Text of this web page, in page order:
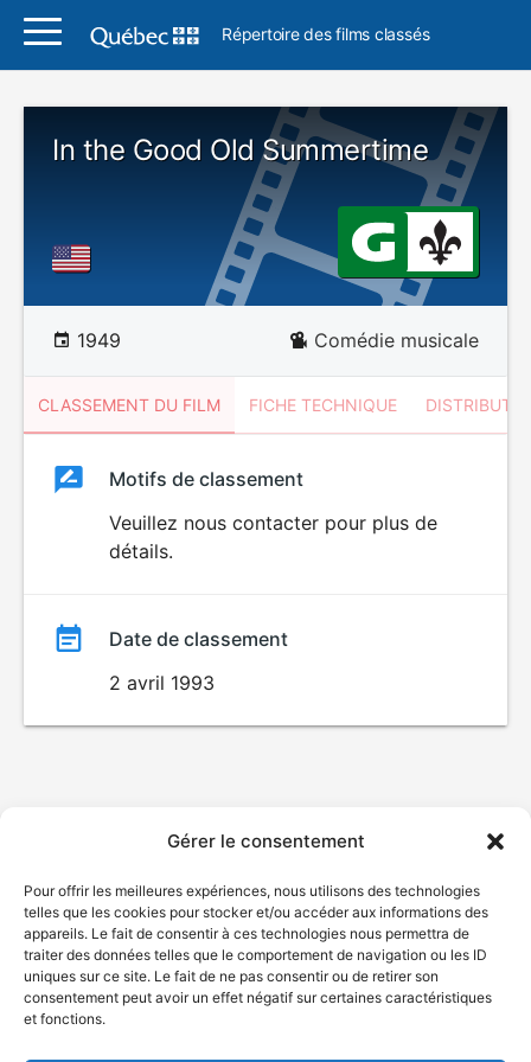
Gérer le consentement
Pour offrir les meilleures expériences, nous utilisons des technologies
telles que les cookies pour stocker et/ou accéder aux informations des
appareils. Le fait de consentir à ces technologies nous permettra de
traiter des données telles que le comportement de navigation ou les ID
uniques sur ce site. Le fait de ne pas consentir ou de retirer son
consentement peut avoir un effet négatif sur certaines caractéristiques
et fonctions.
Répertoire des films classés
In the Good Old Summertime
1949 Comédie musicale
CLASSEMENT DU FILM FICHE TECHNIQUE
ClassementClassement
Motifs de classement
Veuillez nous contacter pour plus de
détails.
Date de classement
2 avril 1993